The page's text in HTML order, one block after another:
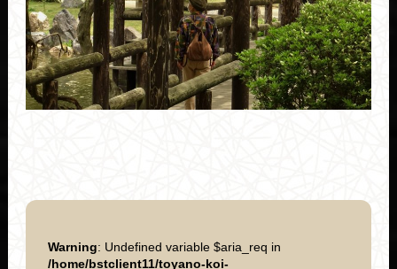
Warning: Undefined variable $aria_req in
/home/bstclient11/toyano-koi-